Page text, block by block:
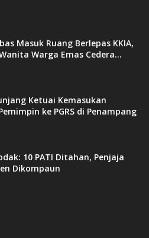
Masuk Ruang Berlepas KKIA,
Warga Emas Cedera...
Ketuai Kemasukan
ke PGRS di Penampang
10 PATI Ditahan, Penjaja
Dikompaun